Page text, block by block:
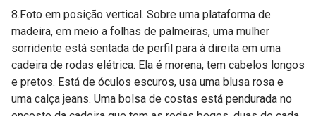
8.Foto em posição vertical. Sobre uma plataforma de
madeira, em meio a folhas de palmeiras, uma mulher
sorridente está sentada de perfil para à direita em uma
cadeira de rodas elétrica. Ela é morena, tem cabelos longos
e pretos. Está de óculos escuros, usa uma blusa rosa e
uma calça jeans. Uma bolsa de costas está pendurada no